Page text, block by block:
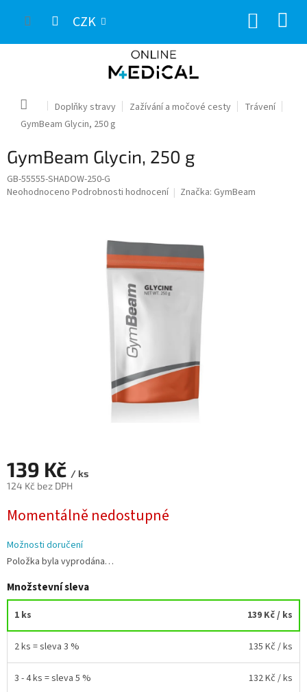
CZK
Domů Doplňky stravy Zažívání a močové cesty
Trávení
GymBeam Glycin, 250 g
GymBeam Glycin, 250 g
GB-55555-SHADOW-250-G
Průměrné
Neohodnoceno Podrobnosti hodnocení Značka: GymBeam
139 Kč / ks
124 Kč bez DPH
cena:
Momentálně nedostupné
Možnosti doručení
Položka byla vyprodána…
Množstevní sleva
1 ks 139 Kč/ ks
2 ks = sleva 3 % 135 Kč / ks
3 - 4 ks = sleva 5 % 132 Kč / ks